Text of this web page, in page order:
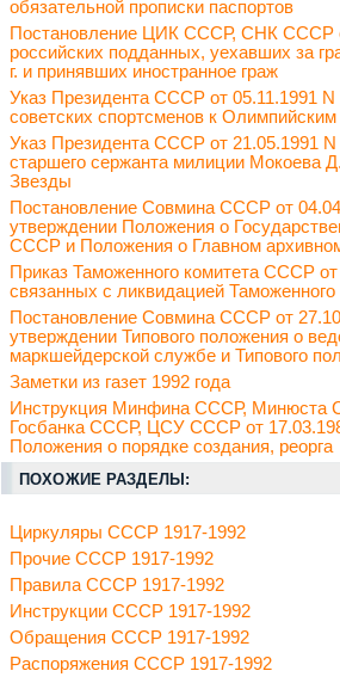
обязательной прописки паспортов
Постановление ЦИК СССР, СНК СССР
российских подданных, уехавших за
г. и принявших иностранное граж
Указ Президента СССР от 05.11.1991
советских спортсменов к Олимпийским
Указ Президента СССР от 21.05.1991
старшего сержанта милиции Мокоева
Звезды
Постановление Совмина СССР от
утверждении Положения о
СССР и Положения о Главном
Приказ Таможенного комитета СССР
связанных с ликвидацией
Постановление Совмина СССР от
утверждении Типового положения о
маркшейдерской службе и Типового
Заметки из газет 1992 года
Инструкция Минфина СССР, Минюста
Госбанка СССР, ЦСУ СССР от
Положения о порядке создания, реорга
ПОХОЖИЕ РАЗДЕЛЫ:
Циркуляры СССР 1917-1992
Прочие СССР 1917-1992
Правила СССР 1917-1992
Инструкции СССР 1917-1992
Обращения СССР 1917-1992
Распоряжения СССР 1917-1992